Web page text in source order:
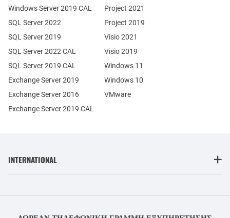
Exchange Server 2019
Exchange Server 2016
SQL Server 2022
SQL Server 2019
Windows Server 2019 CAL
SQL Server 2022 CAL
SQL Server 2019 CAL
Exchange Server 2019 CAL
Project 2021
Project 2019
Visio 2021
Visio 2019
Windows 11
Windows 10
VMware
INTERNATIONAL